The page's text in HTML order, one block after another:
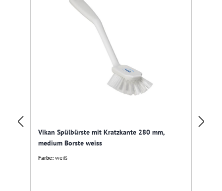
Vikan Spülbürste mit Kratzkante 280 mm,
medium Borste weiss
Farbe: weiß